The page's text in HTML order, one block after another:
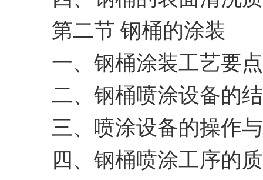
第二节 钢桶的涂装
一、钢桶涂装工艺要点
二、钢桶喷涂设备的
三、喷涂设备的操作
四、钢桶喷涂工序的